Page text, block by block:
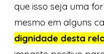
que isso seja uma
mesmo em alguns
dignidade desta